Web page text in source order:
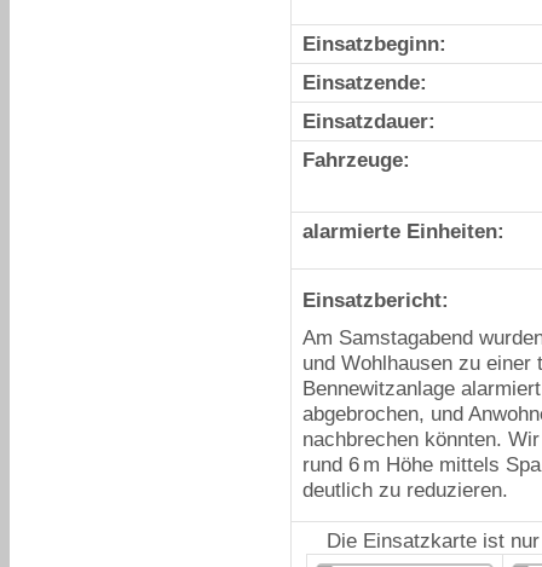
Einsatzbeginn:
Einsatzende:
Einsatzdauer:
Fahrzeuge:
alarmierte Einheiten:
Einsatzbericht:
Am Samstagabend
und Wohlhausen zu
Bennewitzanlage
abgebrochen, und
nachbrechen könnten.
rund 6 m Höhe mittels
deutlich zu reduzieren.
Die Einsatzkarte ist